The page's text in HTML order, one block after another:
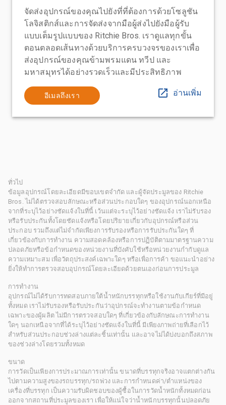
จัดส่งอุปกรณ์ของคุณไปยังที่ที่ต้องการด้วยโซลูชัน
โลจิสติกส์และการจัดส่งจากมือผู้ส่งไปยังมือผู้รับ
แบบเต็มรูปแบบของ Ritchie Bros. เราดูแลทุกขั้น
ตอนตลอดเส้นทางด้วยบริการครบวงจรของเราเพื่อ
ส่งอุปกรณ์ของคุณข้ามพรมแดน ทวีป และ
มหาสมุทรได้อย่างรวดเร็วและมีประสิทธิภาพ
อีเมลถึงเรา อ่านเพิ่ม
ทั่วไป
ข้อมูลอุปกรณ์โดยละเอียดมีขอบเขตจำกัด และผู้จัดประมูลของ Ritchie
Bros. ไม่ได้ตรวจสอบลักษณะหรือส่วนประกอบใดๆ ของอุปกรณ์นอกเหนือ
จากที่ระบุไว้อย่างชัดแจ้งในที่นี้ เว้นแต่จะระบุไว้อย่างชัดแจ้ง เราไม่รับรอง
หรือรับประกันทั้งโดยชัดแจ้งหรือโดยปริยายเกี่ยวกับอุปกรณ์หรือส่วน
ประกอบ รวมถึงแต่ไม่จำกัดเพียงการรับรองหรือการรับประกันใดๆ ที่
เกี่ยวข้องกับการทำงาน ความสอดคล้องหรือการปฏิบัติตามมาตรฐานความ
ปลอดภัยหรือข้อกำหนดของหน่วยงานที่บังคับใช้หรือหน่วยงานกำกับดูแล
ความเหมาะสม เพื่อวัตถุประสงค์เฉพาะใดๆ หรือเพื่อการค้า ขอแนะนำอย่าง
ยิ่งให้ทำการตรวจสอบอุปกรณ์โดยละเอียดด้วยตนเองก่อนการประมูล
การทำงาน
อุปกรณ์ไม่ได้รับการทดสอบภายใต้น้ำหนักบรรทุกหรือใช้งานกับเกียร์ที่มีอยู่
ทั้งหมด เราไม่รับรองหรือรับประกันว่าอุปกรณ์จะทำงานตามข้อกำหนด
เฉพาะของผู้ผลิต ไม่มีการตรวจสอบใดๆ ที่เกี่ยวข้องกับลักษณะการทำงาน
ใดๆ นอกเหนือจากที่ได้ระบุไว้อย่างชัดแจ้งในที่นี้ มีเพียงภาพถ่ายที่เลือกไว้
สำหรับส่วนประกอบช่วงล่างแต่ละชิ้นเท่านั้น และอาจไม่ได้บ่งบอกถึงสภาพ
ของช่วงล่างโดยรวมทั้งหมด
ขนาด
การวัดเป็นเพียงการประมาณการเท่านั้น ขนาดที่บรรทุกจริงอาจแตกต่างกัน
ไปตามความสูงของรถบรรทุก/รถพ่วง และการกำหนดค่า/ตำแหน่งของ
เครื่องที่บรรทุก เป็นความรับผิดชอบของผู้ซื้อในการวัดน้ำหนักทั้งหมดก่อน
ออกจากสถานที่ประมูลของเรา เพื่อให้แน่ใจว่าน้ำหนักบรรทุกนั้นปลอดภัย